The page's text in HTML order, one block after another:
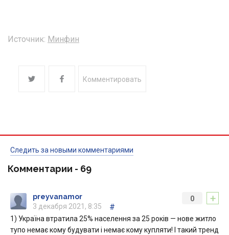
Источник: Минфин
Комментировать
Следить за новыми комментариями
Комментарии - 69
+
0
preyvanamor
3 декабря 2021, 8:35
#
1) Україна втратила 25% населення за 25 років — нове житло
тупо немає кому будувати і немає кому купляти! І такий тренд